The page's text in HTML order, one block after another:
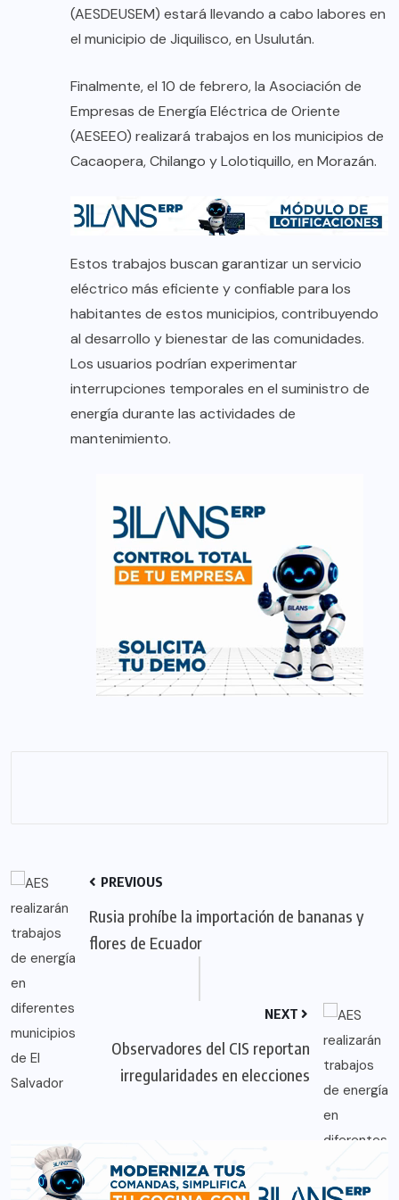
(AESDEUSEM) estará llevando a cabo labores en
el municipio de Jiquilisco, en Usulután.
Finalmente, el 10 de febrero, la Asociación de
Empresas de Energía Eléctrica de Oriente
(AESEEO) realizará trabajos en los municipios de
Cacaopera, Chilango y Lolotiquillo, en Morazán.
Estos trabajos buscan garantizar un servicio
eléctrico más eficiente y confiable para los
habitantes de estos municipios, contribuyendo
al desarrollo y bienestar de las comunidades.
Los usuarios podrían experimentar
interrupciones temporales en el suministro de
energía durante las actividades de
mantenimiento.
PREVIOUS
Rusia prohíbe la importación de bananas y
flores de Ecuador
NEXT
Observadores del CIS reportan
irregularidades en elecciones